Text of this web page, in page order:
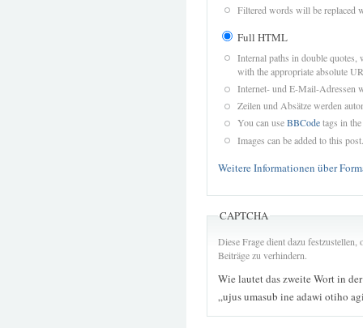
Filtered words will be replaced
Full HTML
Internal paths in double quotes,
with the appropriate absolute
Internet- und E-Mail-Adressen
Zeilen und Absätze werden
You can useBBCodetags in
Images can be added to this post.
Weitere Informationen über
CAPTCHA
Diese Frage dient dazu
Beiträge zu verhindern.
Wie lautet das zweite Wort in
„ujus umasub ine adawi otiho